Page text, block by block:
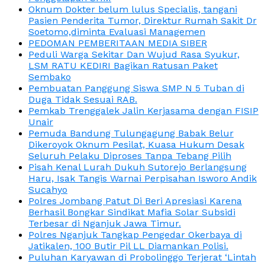
Oknum Dokter belum lulus Specialis, tangani
Pasien Penderita Tumor, Direktur Rumah Sakit Dr
Soetomo,diminta Evaluasi Managemen
PEDOMAN PEMBERITAAN MEDIA SIBER
Peduli Warga Sekitar Dan Wujud Rasa Syukur,
LSM RATU KEDIRI Bagikan Ratusan Paket
Sembako
Pembuatan Panggung Siswa SMP N 5 Tuban di
Duga Tidak Sesuai RAB.
Pemkab Trenggalek Jalin Kerjasama dengan FISIP
Unair
Pemuda Bandung Tulungagung Babak Belur
Dikeroyok Oknum Pesilat, Kuasa Hukum Desak
Seluruh Pelaku Diproses Tanpa Tebang Pilih
Pisah Kenal Lurah Dukuh Sutorejo Berlangsung
Haru, Isak Tangis Warnai Perpisahan Isworo Andik
Sucahyo
Polres Jombang Patut Di Beri Apresiasi Karena
Berhasil Bongkar Sindikat Mafia Solar Subsidi
Terbesar di Nganjuk Jawa Timur.
Polres Nganjuk Tangkap Pengedar Okerbaya di
Jatikalen, 100 Butir Pil LL Diamankan Polisi.
Puluhan Karyawan di Probolinggo Terjerat ‘Lintah